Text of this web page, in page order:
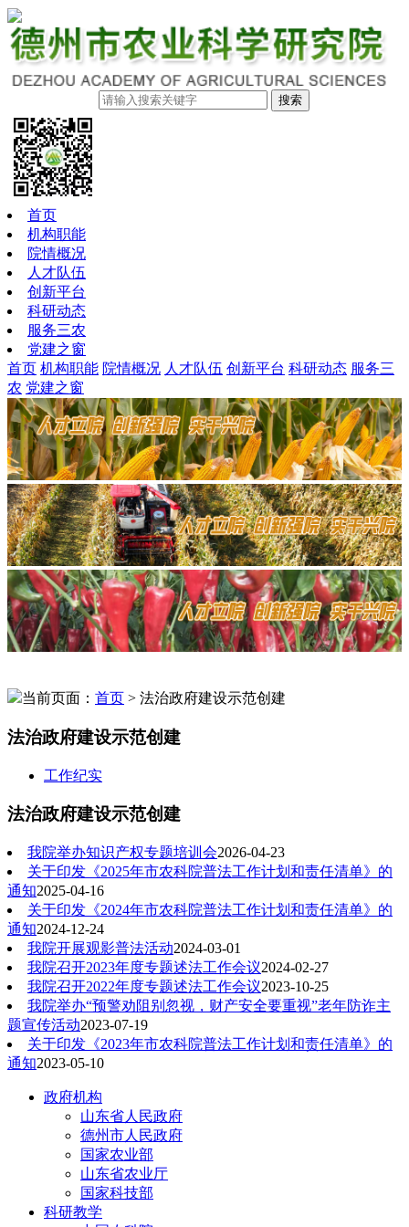
搜索
首页
机构职能
院情概况
人才队伍
创新平台
科研动态
服务三农
党建之窗
首页 机构职能 院情概况 人才队伍 创新平台 科研动态 服务三
农 党建之窗
当前页面： 首页 > 法治政府建设示范创建
法治政府建设示范创建
工作纪实
法治政府建设示范创建
我院举办知识产权专题培训会2026-04-23
关于印发《2025年市农科院普法工作计划和责任清单》的
通知2025-04-16
关于印发《2024年市农科院普法工作计划和责任清单》的
通知2024-12-24
我院开展观影普法活动2024-03-01
我院召开2023年度专题述法工作会议2024-02-27
我院召开2022年度专题述法工作会议2023-10-25
我院举办“预警劝阻别忽视，财产安全要重视”老年防诈主
题宣传活动2023-07-19
关于印发《2023年市农科院普法工作计划和责任清单》的
通知2023-05-10
政府机构
山东省人民政府
德州市人民政府
国家农业部
山东省农业厅
国家科技部
科研教学